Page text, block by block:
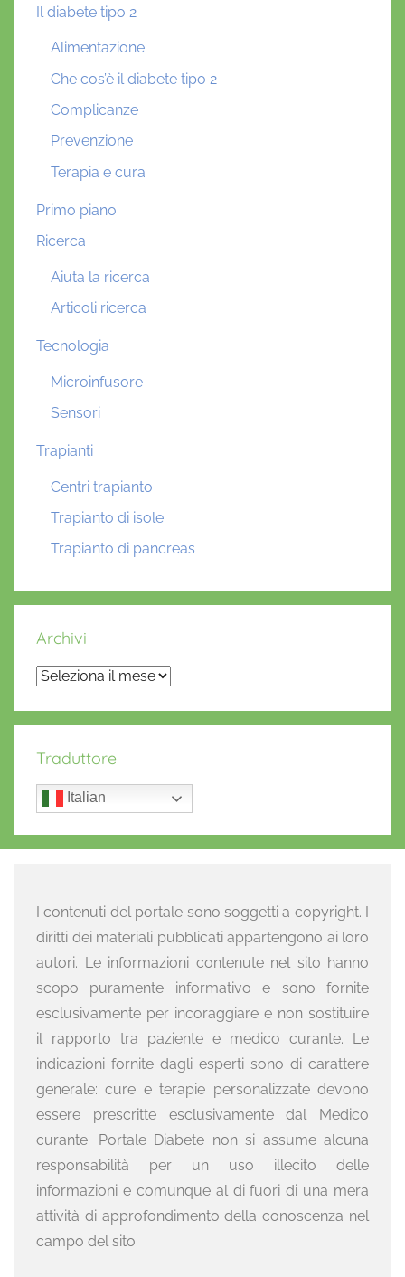
Il diabete tipo 2
Alimentazione
Che cos’è il diabete tipo 2
Complicanze
Prevenzione
Terapia e cura
Primo piano
Ricerca
Aiuta la ricerca
Articoli ricerca
Tecnologia
Microinfusore
Sensori
Trapianti
Centri trapianto
Trapianto di isole
Trapianto di pancreas
Archivi
Archivi
Traduttore
Italian
I contenuti del portale sono soggetti a copyright. I
diritti dei materiali pubblicati appartengono ai loro
autori. Le informazioni contenute nel sito hanno
scopo puramente informativo e sono fornite
esclusivamente per incoraggiare e non sostituire
il rapporto tra paziente e medico curante. Le
indicazioni fornite dagli esperti sono di carattere
generale: cure e terapie personalizzate devono
essere prescritte esclusivamente dal Medico
curante. Portale Diabete non si assume alcuna
responsabilità per un uso illecito delle
informazioni e comunque al di fuori di una mera
attività di approfondimento della conoscenza nel
campo del sito.